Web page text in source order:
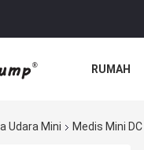
RUMAH
Udara Mini Medis Mini